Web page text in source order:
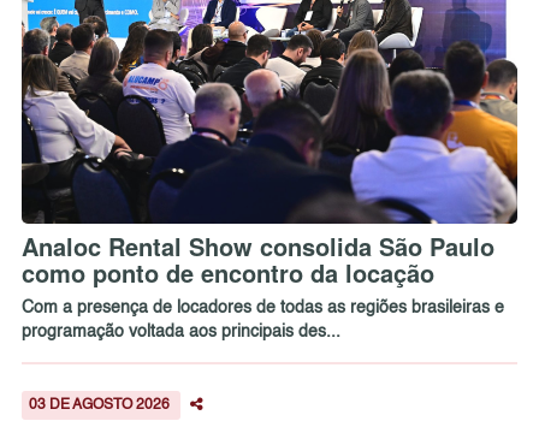
Analoc Rental Show consolida São Paulo
como ponto de encontro da locação
Com a presença de locadores de todas as regiões brasileiras e
programação voltada aos principais des...
03 DE AGOSTO 2026